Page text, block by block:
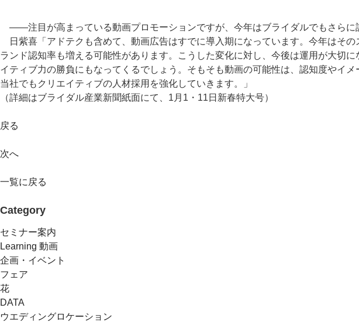
――注目が高まっている動画プロモーションですが、今年はブライダルでもさらに
日紫喜「アドテクも含めて、動画広告はすでに導入期になっています。今年はそ
ランド認知率も増える可能性があります。こうした変化に対し、今後は運用が大切
イティブ力の勝負にもなってくるでしょう。そもそも動画の可能性は、認知度やイ
当社でもクリエイティブの人材採用を強化していきます。」
（詳細はブライダル産業新聞紙面にて、1月1・11日新春特大号）
戻る
次へ
一覧に戻る
Category
セミナー案内
Learning 動画
企画・イベント
フェア
花
DATA
ウエディングロケーション